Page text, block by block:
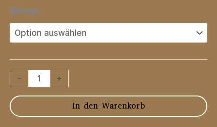
Menge
-
Schwarztee
Breakfast
+
In den Warenkorb